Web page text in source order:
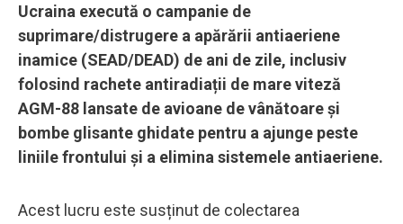
Ucraina execută o campanie de
suprimare/distrugere a apărării antiaeriene
inamice (SEAD/DEAD) de ani de zile, inclusiv
folosind rachete antiradiații de mare viteză
AGM-88 lansate de avioane de vânătoare și
bombe glisante ghidate pentru a ajunge peste
liniile frontului și a elimina sistemele antiaeriene.
Acest lucru este susținut de colectarea